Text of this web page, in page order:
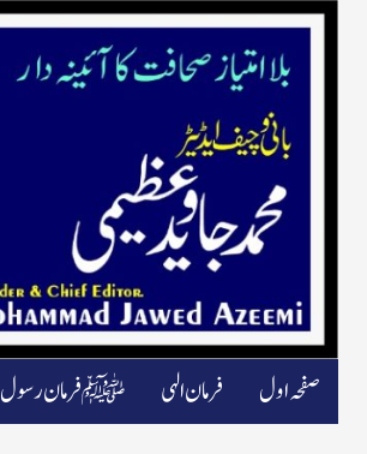
ﷺ فرمان رسول فرمان الہی صفحہ اول